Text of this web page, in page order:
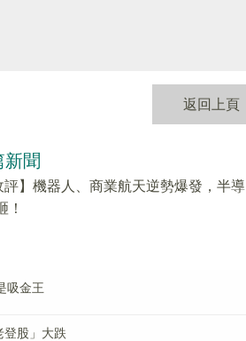
返回上頁
新聞
評】機器人、商業航天逆勢爆發，半導
！
吸金王
登股」大跌